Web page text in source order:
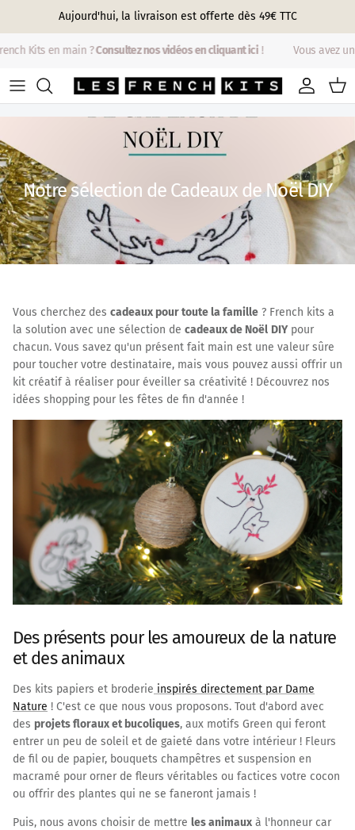
Aller au contenu
Aujourd'hui, la livraison est offerte dès 49€ TTC
Kits en main ? Consultez nos vidéos en cliquant ici! Vous avez un
Compte
Notre sélection de Cadeaux de Noël DIY
Vous cherchez des cadeaux pour toute la famille ? French kits a
la solution avec une sélection de cadeaux de Noël DIYpour
chacun. Vous savez qu'un présent fait main est une valeur sûre
pour toucher votre destinataire, mais vous pouvez aussi offrir un
kit créatif à réaliser pour éveiller sa créativité ! Découvrez nos
idées shopping pour les fêtes de fin d'année !
Des présents pour les amoureux de la nature
et des animaux
Des kits papiers et broderie inspirés directement par Dame
Nature ! C'est ce que nous vous proposons. Tout d'abord avec
des projets floraux et bucoliques, aux motifs Green qui feront
entrer un peu de soleil et de gaieté dans votre intérieur ! Fleurs
de fil ou de papier, bouquets champêtres et suspension en
macramé pour orner de fleurs véritables ou factices votre cocon
ou offrir des plantes qui ne se faneront jamais !
Puis, nous avons choisir de mettre les animaux à l'honneur car